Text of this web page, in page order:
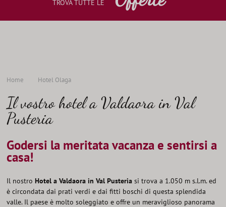
TROVATUTTE LE
Home Hotel Olaga
Il vostro hotel a Valdaora in Val
Pusteria
Godersi la meritata vacanza e sentirsi a
casa!
Il nostroHotel a Valdaora in Val Pusteria si trova a 1.050 m s.l.m. ed
è circondata dai prati verdi e dai fitti boschi di questa splendida
valle. Il paese è molto soleggiato e offre un meraviglioso panorama